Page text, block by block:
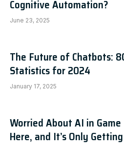
Cognitive Automation?
June 23, 2025
The Future of Chatbots:
Statistics for 2024
January 17, 2025
Worried About AI in
Here, and It’s Only